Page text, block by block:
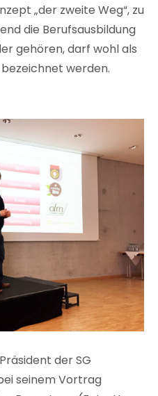
„der zweite Weg“, zu
die Berufsausbildung
gehören, darf wohl als
werden.
der SG
seinem Vortrag